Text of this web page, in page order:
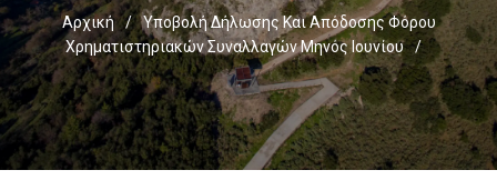
Αρχική /
Υποβολή Δήλωσης Και Απόδοσης Φόρου
Χρηματιστηριακών Συναλλαγών Μηνός Ιουνίου
/